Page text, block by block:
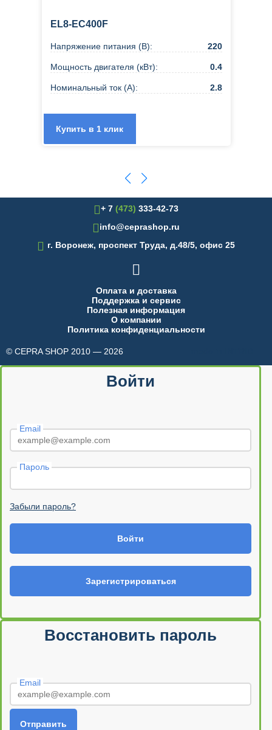
EL8-EC400F
Напряжение питания (В): 220
Мощность двигателя (кВт): 0.4
Номинальный ток (А): 2.8
Купить в 1 клик
+ 7 (473) 333-42-73
info@ceprashop.ru
 г. Воронеж, проспект Труда, д.48/5, офис 25

Оплата и доставка
Поддержка и сервис
Полезная информация
О компании
Политика конфиденциальности
© CEPRA SHOP 2010 — 2026
Войти
Email
Пароль
Забыли пароль?
Войти
Зарегистрироваться
Восстановить пароль
Email
Отправить